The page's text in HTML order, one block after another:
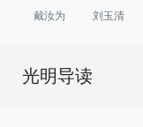
戴汝为
刘玉清
光明导读